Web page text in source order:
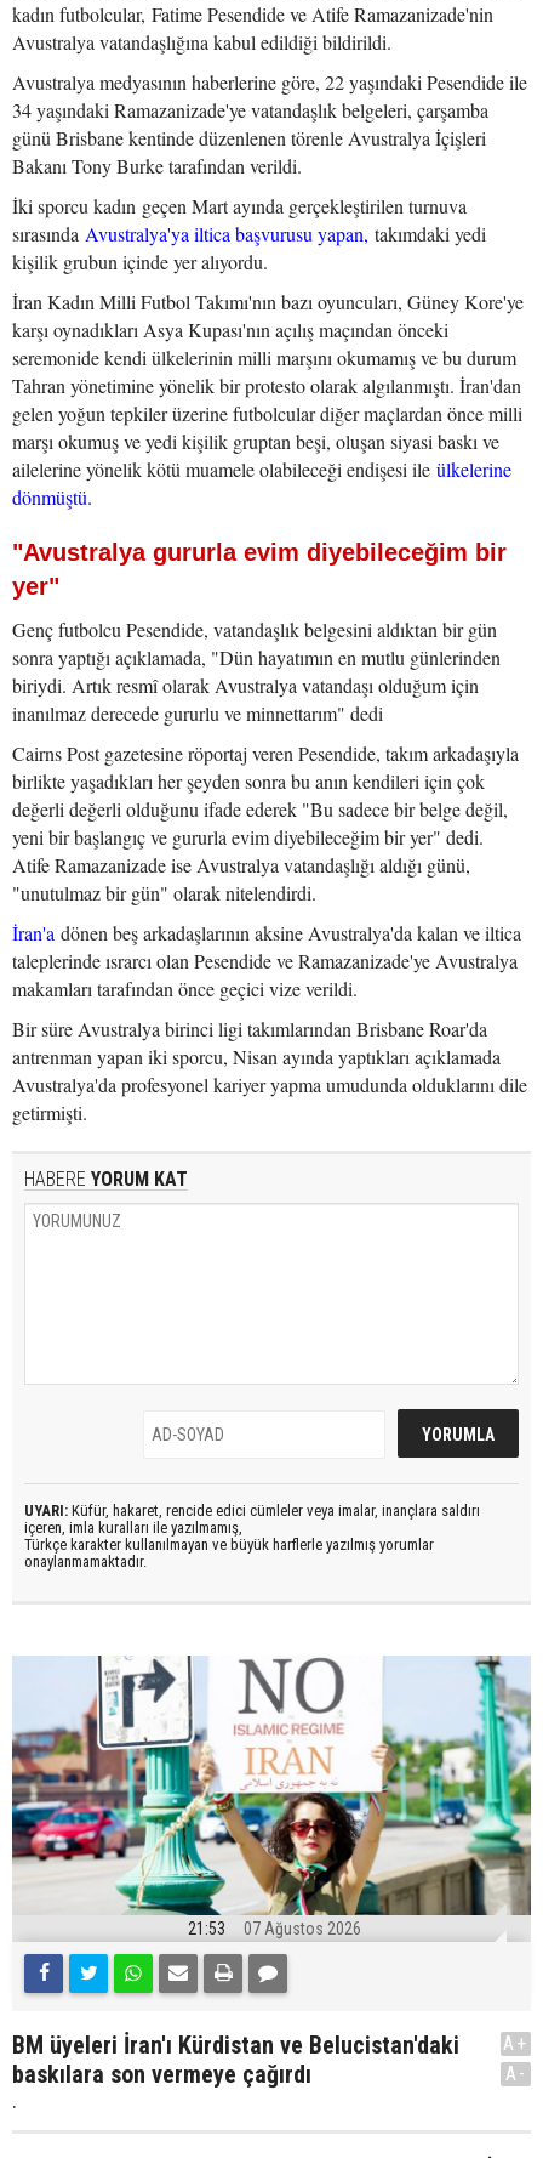
kadın futbolcular, Fatime Pesendide ve Atife Ramazanizade'nin
Avustralya vatandaşlığına kabul edildiği bildirildi.
Avustralya medyasının haberlerine göre, 22 yaşındaki Pesendide ile
34 yaşındaki Ramazanizade'ye vatandaşlık belgeleri, çarşamba
günü Brisbane kentinde düzenlenen törenle Avustralya İçişleri
Bakanı Tony Burke tarafından verildi.
İki sporcu kadın geçen Mart ayında gerçekleştirilen turnuva
sırasında Avustralya'ya iltica başvurusu yapan, takımdaki yedi
kişilik grubun içinde yer alıyordu.
İran Kadın Milli Futbol Takımı'nın bazı oyuncuları, Güney Kore'ye
karşı oynadıkları Asya Kupası'nın açılış maçından önceki
seremonide kendi ülkelerinin milli marşını okumamış ve bu durum
Tahran yönetimine yönelik bir protesto olarak algılanmıştı. İran'dan
gelen yoğun tepkiler üzerine futbolcular diğer maçlardan önce milli
marşı okumuş ve yedi kişilik gruptan beşi, oluşan siyasi baskı ve
ailelerine yönelik kötü muamele olabileceği endişesi ile ülkelerine
dönmüştü.
"Avustralya gururla evim diyebileceğim bir
yer"
Genç futbolcu Pesendide, vatandaşlık belgesini aldıktan bir gün
sonra yaptığı açıklamada, "Dün hayatımın en mutlu günlerinden
biriydi. Artık resmî olarak Avustralya vatandaşı olduğum için
inanılmaz derecede gururlu ve minnettarım" dedi
Cairns Post gazetesine röportaj veren Pesendide, takım arkadaşıyla
birlikte yaşadıkları her şeyden sonra bu anın kendileri için çok
değerli değerli olduğunu ifade ederek "Bu sadece bir belge değil,
yeni bir başlangıç ve gururla evim diyebileceğim bir yer" dedi.
Atife Ramazanizade ise Avustralya vatandaşlığı aldığı günü,
"unutulmaz bir gün" olarak nitelendirdi.
İran'a dönen beş arkadaşlarının aksine Avustralya'da kalan ve iltica
taleplerinde ısrarcı olan Pesendide ve Ramazanizade'ye Avustralya
makamları tarafından önce geçici vize verildi.
Bir süre Avustralya birinci ligi takımlarından Brisbane Roar'da
antrenman yapan iki sporcu, Nisan ayında yaptıkları açıklamada
Avustralya'da profesyonel kariyer yapma umudunda olduklarını dile
getirmişti.
HABERE YORUM KAT
UYARI: Küfür, hakaret, rencide edici cümleler veya imalar, inançlara saldırı
içeren, imla kuralları ile yazılmamış,
Türkçe karakter kullanılmayan ve büyük harflerle yazılmış yorumlar
onaylanmamaktadır.
21:53 07 Ağustos 2026
BM üyeleri İran'ı Kürdistan ve Belucistan'daki
baskılara son vermeye çağırdı
.
A+
A-